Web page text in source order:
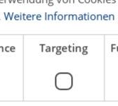
Gefährte –
höfischen
Weitere Informationen
Targeting